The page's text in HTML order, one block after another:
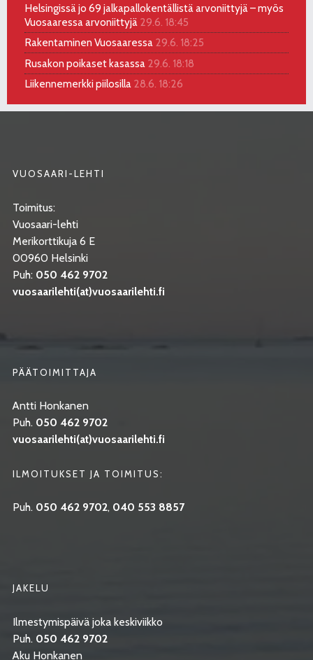
Helsingissä jo 69 jalkapallokentällistä arvoniittyjä – myös
Vuosaaressa arvoniittyjä 29.6. 18:45
Rakentaminen Vuosaaressa 29.6. 18:25
Rusakon poikaset kasassa 29.6. 18:18
Liikennemerkki piilosilla 28.6. 18:26
VUOSAARI-LEHTI
Toimitus:
Vuosaari-lehti
Merikorttikuja 6 E
00960 Helsinki
Puh: 050 462 9702
vuosaarilehti(at)vuosaarilehti.fi
PÄÄTOIMITTAJA
Antti Honkanen
Puh. 050 462 9702
vuosaarilehti(at)vuosaarilehti.fi
ILMOITUKSET JA TOIMITUS:
Puh. 050 462 9702, 040 553 8857
JAKELU
Ilmestymispäivä joka keskiviikko
Puh. 050 462 9702
Aku Honkanen